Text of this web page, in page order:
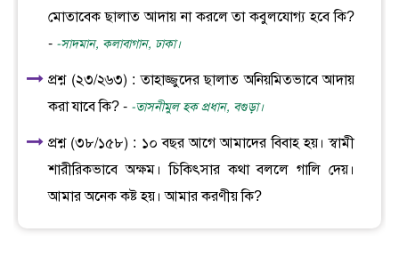
মোতাবেক ছালাত আদায় না করলে তা কবুলযোগ্য হবে কি?
- -সাদমান, কলাবাগান, ঢাকা।
প্রশ্ন (২৩/২৬৩) : তাহাজ্জুদের ছালাত অনিয়মিতভাবে আদায়
করা যাবে কি? - -তাসনীমুল হক প্রধান, বগুড়া।
প্রশ্ন (৩৮/১৫৮) : ১০ বছর আগে আমাদের বিবাহ হয়। স্বামী
শারীরিকভাবে অক্ষম। চিকিৎসার কথা বললে গালি দেয়।
আমার অনেক কষ্ট হয়। আমার করণীয় কি?